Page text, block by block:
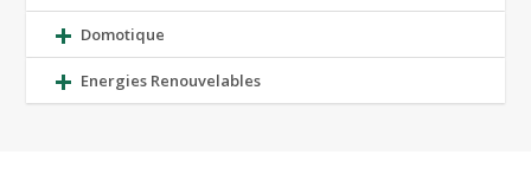
Domotique
Energies Renouvelables